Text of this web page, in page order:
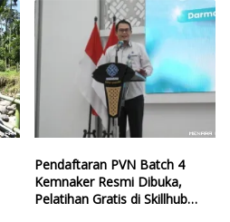
Pendaftaran PVN Batch 4
Kemnaker Resmi Dibuka,
Pelatihan Gratis di Skillhub